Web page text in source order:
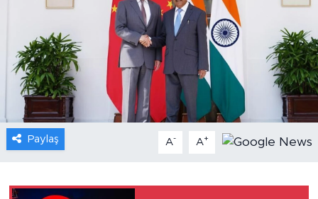
Paylaş A- A+
Çin Fuarları
Gündem
Video
Sağlık
Xinhua